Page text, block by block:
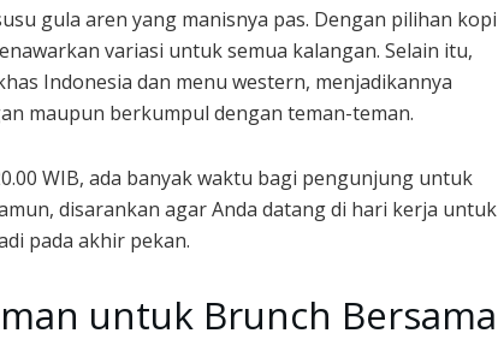
gula aren yang manisnya pas. Dengan pilihan kopi
variasi untuk semua kalangan. Selain itu,
Indonesia dan menu western, menjadikannya
maupun berkumpul dengan teman-teman.
WIB, ada banyak waktu bagi pengunjung untuk
disarankan agar Anda datang di hari kerja untuk
pada akhir pekan.
untuk Brunch Bersama